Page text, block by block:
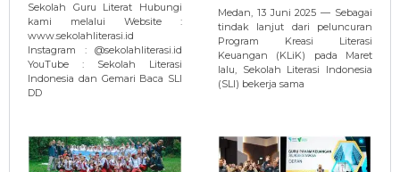
Sekolah Guru Literat Hubungi
kami melalui Website :
www.sekolahliterasi.id
Instagram : @sekolahliterasi.id
YouTube : Sekolah Literasi
Indonesia dan Gemari Baca SLI
DD
Medan, 13 Juni 2025 — Sebagai
tindak lanjut dari peluncuran
Program Kreasi Literasi
Keuangan (KLiK) pada Maret
lalu, Sekolah Literasi Indonesia
(SLI) bekerja sama